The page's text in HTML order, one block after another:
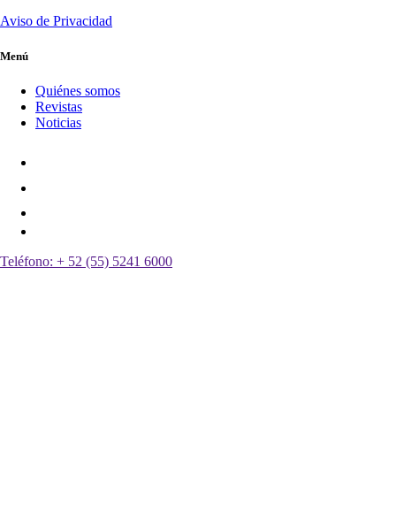
Aviso de Privacidad
Menú
Quiénes somos
Revistas
Noticias
Teléfono: + 52 (55) 5241 6000